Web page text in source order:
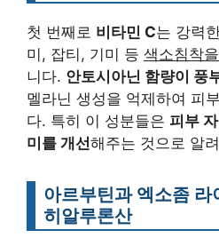
첫 번째로 비타민 C는 강력
미, 잡티, 기미 등 색소침착
니다. 안토시아닌 함량이 풍
멜라닌 생성을 억제하여 피
다. 특히 이 성분들은 피부
미를 개선해주는 것으로 알
아르부틴과 엑소좀
히알루론산